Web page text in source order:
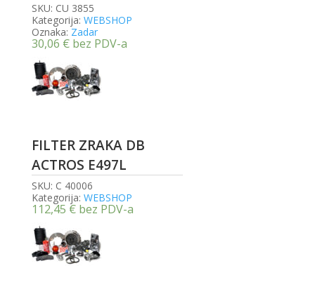
SKU: CU 3855
Kategorija: WEBSHOP
Oznaka: Zadar
30,06 € bez PDV-a
FILTER ZRAKA DB
ACTROS E497L
SKU: C 40006
Kategorija: WEBSHOP
112,45 € bez PDV-a